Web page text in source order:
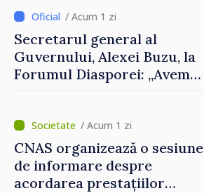
al Republicii Moldova.
/ Acum 1 zi
Secretarul general al
Guvernului, Alexei Buzu, la
Forumul Diasporei: „Avem
construi comunități mai
puternice”
/ Acum 1 zi
CNAS organizează o sesiune
de informare despre
acordarea prestațiilor